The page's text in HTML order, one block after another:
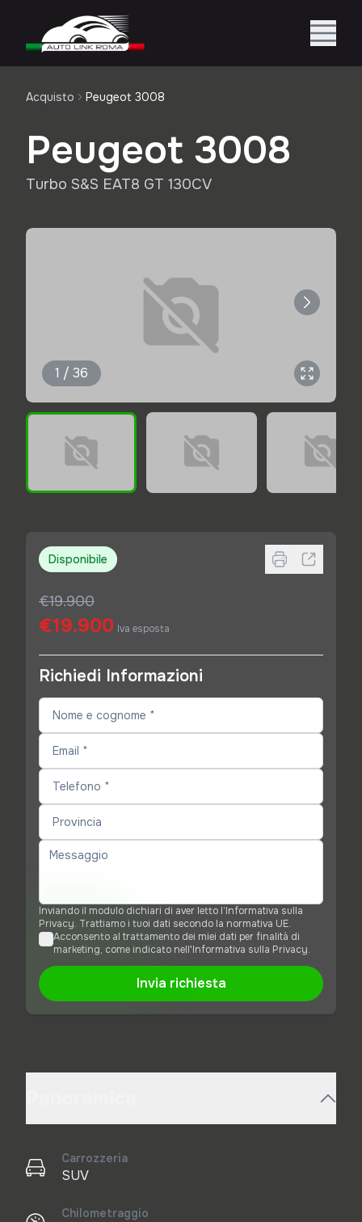
Acquisto Peugeot 3008
Peugeot 3008
Turbo S&S EAT8 GT 130CV
1 / 36
Disponibile
€19.900
€19.900 Iva esposta
Richiedi Informazioni
Inviando il modulo dichiari di aver letto l’Informativa sulla
Privacy. Trattiamo i tuoi dati secondo la normativa UE.
Acconsento al trattamento dei miei dati per finalità di
marketing, come indicato nell'Informativa sulla Privacy.
Invia richiesta
Carrozzeria
SUV
Chilometraggio